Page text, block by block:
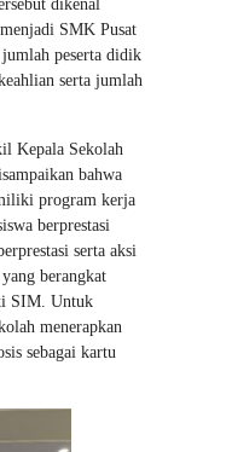
dikenal
SMK Pusat
peserta didik
serta jumlah
Kepala Sekolah
bahwa
program kerja
berprestasi
serta aksi
berangkat
SIM. Untuk
menerapkan
sebagai kartu